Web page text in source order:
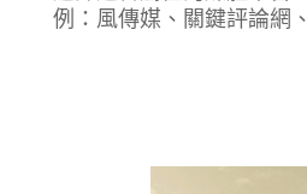
例：風傳媒、關鍵評論網